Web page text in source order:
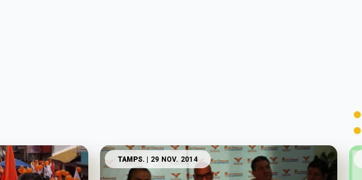
TAMPS. | 29 NOV. 2014